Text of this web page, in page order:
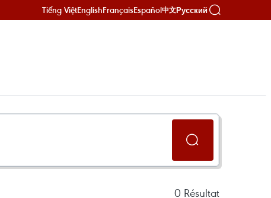
Tiếng ViệtEnglishFrançaisEspañol中文Русский
0 Résultat